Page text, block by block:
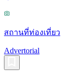
สถานที่ท่องเที่ยว
Advertorial